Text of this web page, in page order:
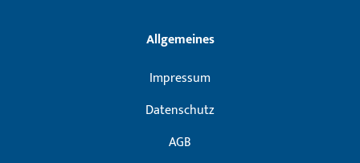
Allgemeines
Impressum
Datenschutz
AGB